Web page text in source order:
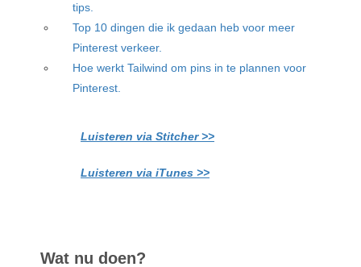
tips.
Top 10 dingen die ik gedaan heb voor meer
Pinterest verkeer.
Hoe werkt Tailwind om pins in te plannen voor
Pinterest.
Luisteren via Stitcher >>
Luisteren via iTunes >>
Wat nu doen?